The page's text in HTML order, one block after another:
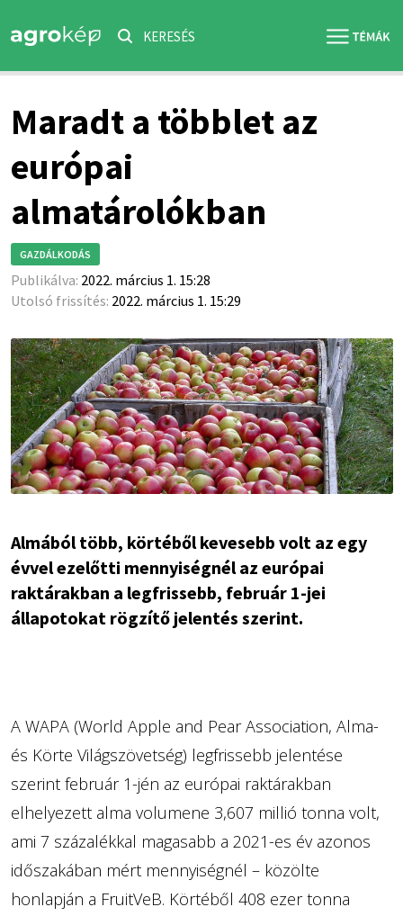
KERESÉS
Maradt a többlet az
európai
almatárolókban
GAZDÁLKODÁS
Publikálva: 2022. március 1. 15:28
Utolsó frissítés: 2022. március 1. 15:29
Almából több, körtéből kevesebb volt az egy
évvel ezelőtti mennyiségnél az európai
raktárakban a legfrissebb, február 1-jei
állapotokat rögzítő jelentés szerint.
A WAPA (World Apple and Pear Association, Alma-
és Körte Világszövetség) legfrissebb jelentése
szerint február 1-jén az európai raktárakban
elhelyezett alma volumene 3,607 millió tonna volt,
ami 7 százalékkal magasabb a 2021-es év azonos
időszakában mért mennyiségnél – közölte
honlapján a FruitVeB. Körtéből 408 ezer tonna